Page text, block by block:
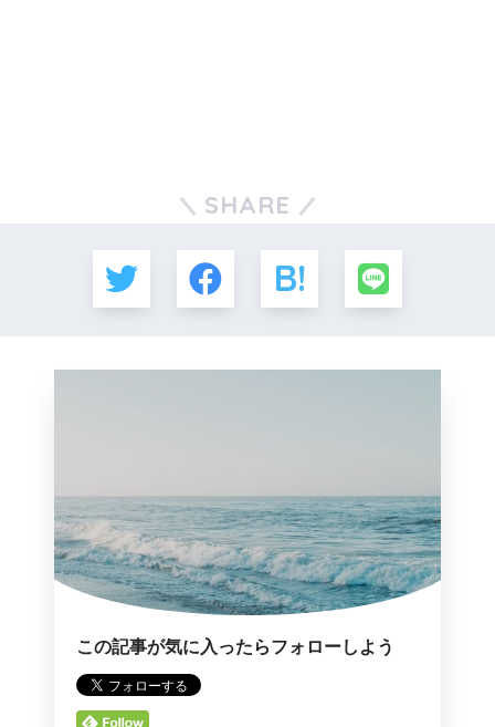
SHARE
この記事が気に入ったらフォローしよう